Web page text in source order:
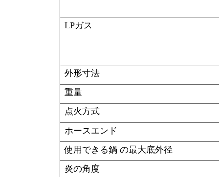
LPガス
外形寸法
重量
点火方式
ホースエンド
使用できる鍋 の最大底外径
炎の角度